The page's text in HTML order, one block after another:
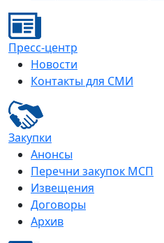
Пресс-центр
Новости
Контакты для СМИ
Закупки
Анонсы
Перечни закупок МСП
Извещения
Договоры
Архив